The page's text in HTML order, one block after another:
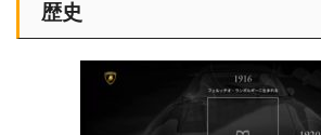
歴史